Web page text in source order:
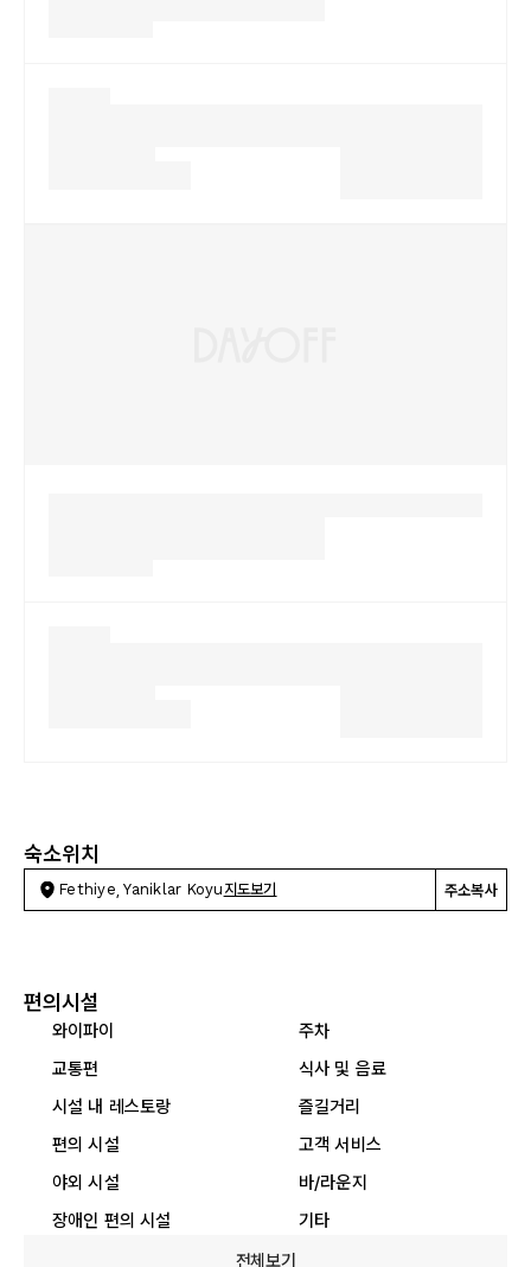
숙소위치
Fethiye, Yaniklar Koyu 지도보기 주소복사
편의시설
와이파이
주차
교통편
식사 및 음료
시설 내 레스토랑
즐길거리
편의 시설
고객 서비스
야외 시설
바/라운지
장애인 편의 시설
기타
전체보기